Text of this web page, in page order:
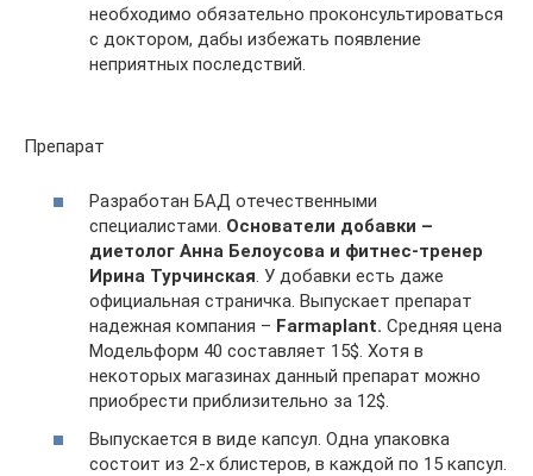
необходимо обязательно проконсультироваться
с доктором, дабы избежать появление
неприятных последствий.
Препарат
Разработан БАД отечественными
специалистами. Основатели добавки –
диетолог Анна Белоусова и фитнес-тренер
Ирина Турчинская. У добавки есть даже
официальная страничка. Выпускает препарат
надежная компания – Farmaplant. Средняя цена
Модельформ 40 составляет 15$. Хотя в
некоторых магазинах данный препарат можно
приобрести приблизительно за 12$.
Выпускается в виде капсул. Одна упаковка
состоит из 2-х блистеров, в каждой по 15 капсул.